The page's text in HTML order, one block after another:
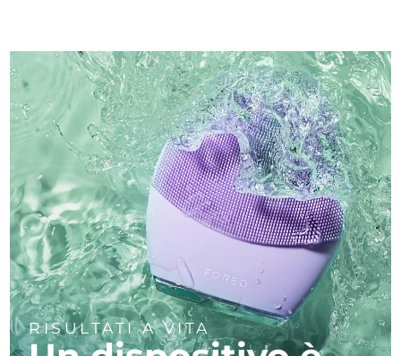
RISULTATI A VITA